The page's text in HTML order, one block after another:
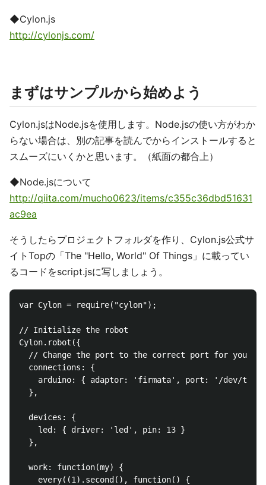
◆Cylon.js
http://cylonjs.com/
まずはサンプルから始めよう
Cylon.jsはNode.jsを使用します。Node.jsの使い方がわか
らない場合は、別の記事を読んでからインストールすると
スムーズにいくかと思います。（紙面の都合上）
◆Node.jsについて
http://qiita.com/mucho0623/items/c355c36dbd51631
ac9ea
そうしたらプロジェクトフォルダを作り、Cylon.js公式サ
イトTopの「The "Hello, World" Of Things」に載ってい
るコードをscript.jsに写しましょう。
var Cylon = require("cylon");
// Initialize the robot
Cylon.robot({
// Change the port to the correct port for your
  connections: {
arduino: { adaptor: 'firmata', port: '/dev/
  },
  devices: {
    led: { driver: 'led', pin: 13 }
  },
  work: function(my) {
    every((1).second(), function() {